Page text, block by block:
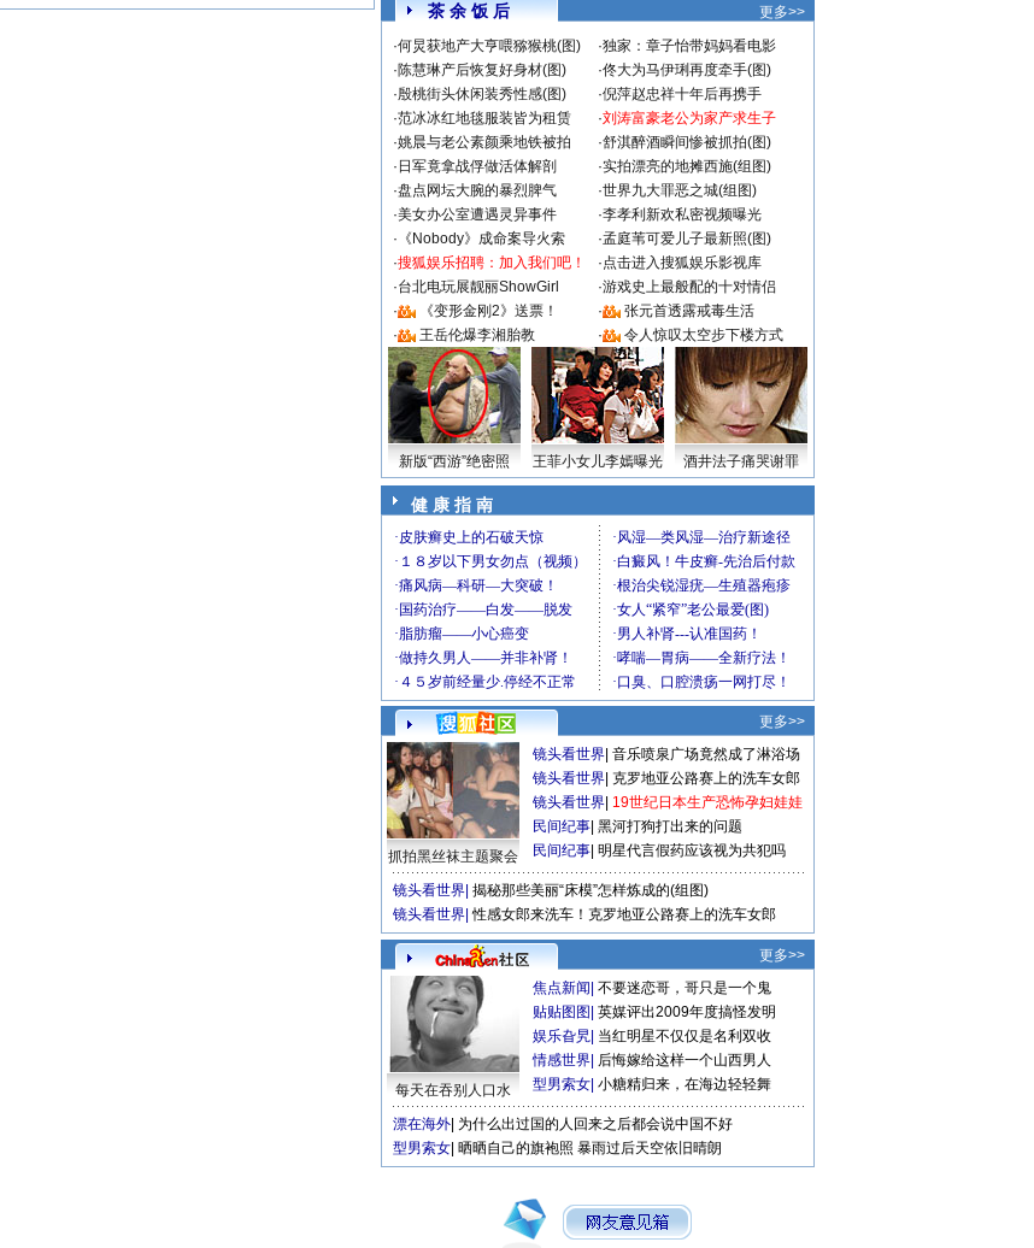
茶 余 饭 后
更多>>
·何炅获地产大亨喂猕猴桃(图) ·独家：章子怡带妈妈看电影
·陈慧琳产后恢复好身材(图) ·佟大为马伊琍再度牵手(图)
·殷桃街头休闲装秀性感(图) ·倪萍赵忠祥十年后再携手
·范冰冰红地毯服装皆为租赁 ·刘涛富豪老公为家产求生子
·姚晨与老公素颜乘地铁被拍 ·舒淇醉酒瞬间惨被抓拍(图)
· 日军竟拿战俘做活体解剖 ·实拍漂亮的地摊西施(组图)
·盘点网坛大腕的暴烈脾气 ·世界九大罪恶之城(组图)
·美女办公室遭遇灵异事件 ·李孝利新欢私密视频曝光
· 《Nobody》成命案导火索 ·孟庭苇可爱儿子最新照(图)
·搜狐娱乐招聘：加入我们吧！ ·点击进入搜狐娱乐影视库
·台北电玩展靓丽ShowGirl ·游戏史上最般配的十对情侣
·
《变形金刚2》送票！ ·
张元首透露戒毒生活
·
王岳伦爆李湘胎教 · 令人惊叹太空步下楼方式
新版“西游”绝密照 王菲小女儿李嫣曝光 酒井法子痛哭谢罪
健 康 指 南
更多>>
抓拍黑丝袜主题聚会
镜头看世界 音乐喷泉广场竟然成了淋浴场
镜头看世界 克罗地亚公路赛上的洗车女郎
镜头看世界 19世纪日本生产恐怖孕妇娃娃
民间纪事 黑河打狗打出来的问题
民间纪事 明星代言假药应该视为共犯吗
镜头看世界 揭秘那些美丽“床模”怎样炼成的(组图)
镜头看世界 性感女郎来洗车！克罗地亚公路赛上的洗车女郎
更多>>
每天在吞别人口水
焦点新闻 不要迷恋哥，哥只是一个鬼
贴贴图图 英媒评出2009年度搞怪发明
娱乐旮旯 当红明星不仅仅是名利双收
情感世界 后悔嫁给这样一个山西男人
型男索女 小糖精归来，在海边轻轻舞
漂在海外 为什么出过国的人回来之后都会说中国不好
型男索女 晒晒自己的旗袍照 暴雨过后天空依旧晴朗